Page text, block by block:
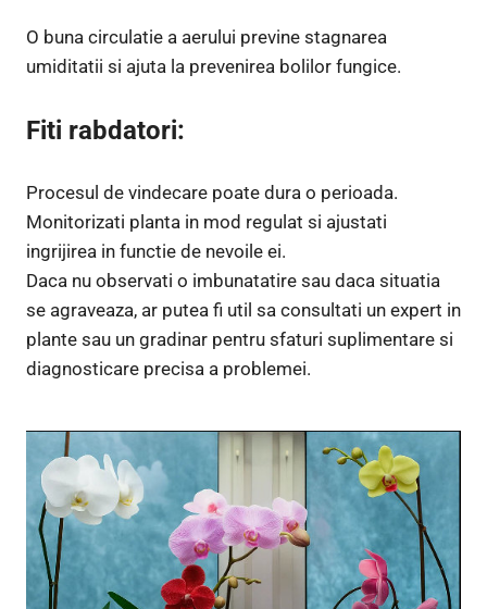
O buna circulatie a aerului previne stagnarea
umiditatii si ajuta la prevenirea bolilor fungice.
Fiti rabdatori:
Procesul de vindecare poate dura o perioada.
Monitorizati planta in mod regulat si ajustati
ingrijirea in functie de nevoile ei.
Daca nu observati o imbunatatire sau daca situatia
se agraveaza, ar putea fi util sa consultati un expert in
plante sau un gradinar pentru sfaturi suplimentare si
diagnosticare precisa a problemei.